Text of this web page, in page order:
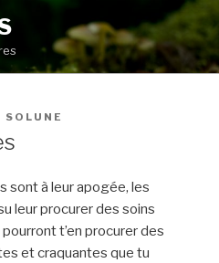
SOLUNE
sont à leur apogée, les
leur procurer des soins
t’en procurer des
et craquantes que tu